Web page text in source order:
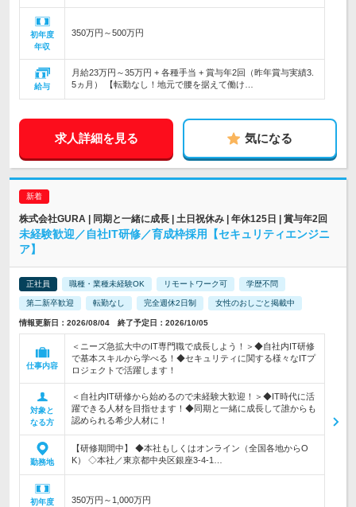
初年度
年収
350万円～500万円
給与
月給23万円～35万円 + 各種手当 + 賞与年2回（昨年賞与実績3.
5ヵ月） 【転勤なし！地元で腰を据えて働け…
求人詳細を見る 気になる
株式会社GURA | 同期と一緒に成長 | 土日祝休み | 年休125日 | 賞与年2回
未経験歓迎／自社IT研修／育成枠採用【セキュリティエンジニ
ア】
正社員 職種・業種未経験OK リモートワーク可 学歴不問
第二新卒歓迎 転勤なし 完全週休2日制 女性のおしごと掲載中
情報更新日：2026/08/04 終了予定日：2026/10/05
仕事内容
＜ニーズ急拡大中のIT専門職で成長しよう！＞◆自社内IT研修
で基本スキルから学べる！◆セキュリティに関する様々なITプ
ロジェクトで活躍します！
対象と
なる方
＜自社内IT研修から始めるので未経験大歓迎！＞◆IT時代に活
躍できる人材を目指せます！◆同期と一緒に成長して誰からも
認められる希少人材に！
勤務地
【研修期間中】 ◆本社もしくはオンライン（全国各地からO
K） ◇本社／東京都中央区銀座3-4-1…
初年度
350万円～1,000万円